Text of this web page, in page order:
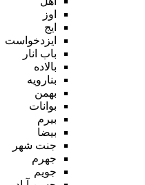
اوز
ایج
ایزدخواست
باب انار
بالاده
بنارویه
بهمن
بوانات
بیرم
بیضا
جنت شهر
جهرم
جویم